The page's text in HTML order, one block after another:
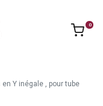
0
Y inégale , pour tube